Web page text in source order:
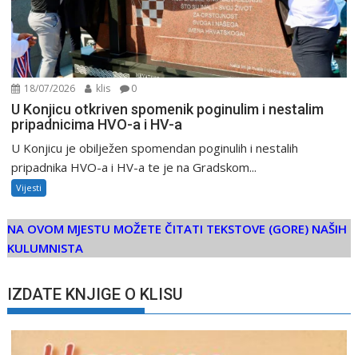
18/07/2026 klis 0
U Konjicu otkriven spomenik poginulim i nestalim
pripadnicima HVO-a i HV-a
U Konjicu je obilježen spomendan poginulih i nestalih
pripadnika HVO-a i HV-a te je na Gradskom...
Vijesti
NA OVOM MJESTU MOŽETE ČITATI TEKSTOVE (GORE) NAŠIH
KULUMNISTA
IZDATE KNJIGE O KLISU